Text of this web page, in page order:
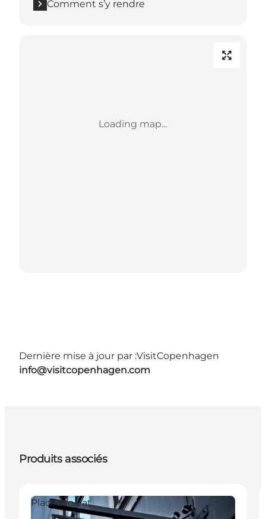
Comment s’y rendre
Loading map...
Dernière mise à jour par :VisitCopenhagen
info@visitcopenhagen.com
Produits associés
Places to eat